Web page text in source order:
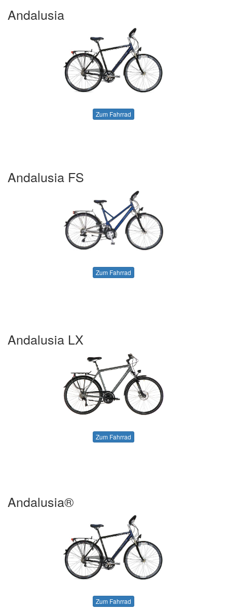
Andalusia
Zum Fahrrad
Andalusia FS
Zum Fahrrad
Andalusia LX
Zum Fahrrad
Andalusia®
Zum Fahrrad